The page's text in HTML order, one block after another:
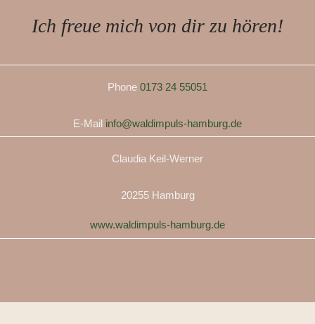
Ich freue mich von dir zu hören!
Phone 0173 24 55051
E-Mail info@waldimpuls-hamburg.de
Claudia Keil-Werner
20255 Hamburg
www.waldimpuls-hamburg.de